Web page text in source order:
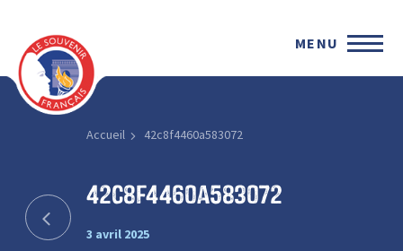
MENU
Accueil 42c8f4460a583072
42c8f4460a583072
3 avril 2025